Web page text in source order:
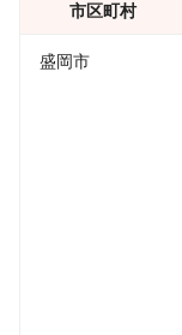
市区町村
盛岡市